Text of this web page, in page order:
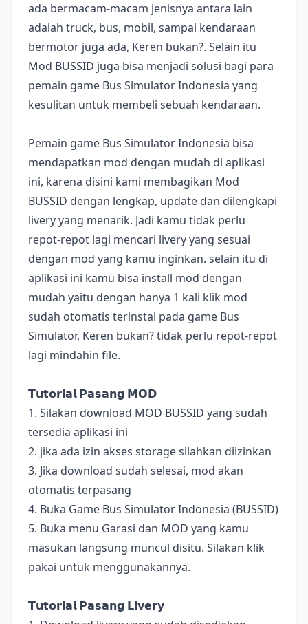
ada bermacam-macam jenisnya antara lain
adalah truck, bus, mobil, sampai kendaraan
bermotor juga ada, Keren bukan?. Selain itu
Mod BUSSID juga bisa menjadi solusi bagi para
pemain game Bus Simulator Indonesia yang
kesulitan untuk membeli sebuah kendaraan.
Pemain game Bus Simulator Indonesia bisa
mendapatkan mod dengan mudah di aplikasi
ini, karena disini kami membagikan Mod
BUSSID dengan lengkap, update dan dilengkapi
livery yang menarik. Jadi kamu tidak perlu
repot-repot lagi mencari livery yang sesuai
dengan mod yang kamu inginkan. selain itu di
aplikasi ini kamu bisa install mod dengan
mudah yaitu dengan hanya 1 kali klik mod
sudah otomatis terinstal pada game Bus
Simulator, Keren bukan? tidak perlu repot-repot
lagi mindahin file.
𝗧𝘂𝘁𝗼𝗿𝗶𝗮𝗹 𝗣𝗮𝘀𝗮𝗻𝗴 𝗠𝗢𝗗
1. Silakan download MOD BUSSID yang sudah
tersedia aplikasi ini
2. jika ada izin akses storage silahkan diizinkan
3. Jika download sudah selesai, mod akan
otomatis terpasang
4. Buka Game Bus Simulator Indonesia (BUSSID)
5. Buka menu Garasi dan MOD yang kamu
masukan langsung muncul disitu. Silakan klik
pakai untuk menggunakannya.
𝗧𝘂𝘁𝗼𝗿𝗶𝗮𝗹 𝗣𝗮𝘀𝗮𝗻𝗴 𝗟𝗶𝘃𝗲𝗿𝘆